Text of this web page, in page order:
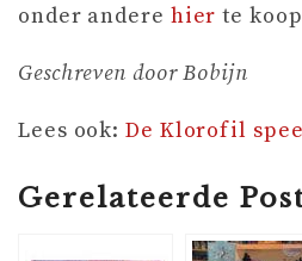
onder andere hier te
Geschreven door Bobijn
Lees ook:De Klorofil
Gerelateerde